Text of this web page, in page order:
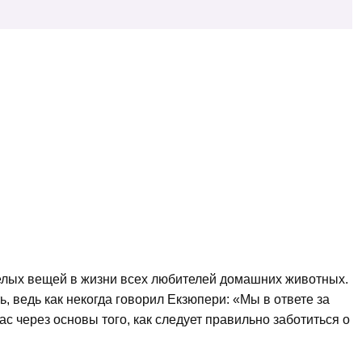
вещей в жизни всех любителей домашних животных.
ведь как некогда говорил Екзюпери: «Мы в ответе за
через основы того, как следует правильно заботиться о